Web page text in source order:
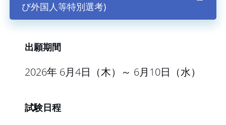
び外国人等特別選考)
出願期間
2026年 6月4日（木）～ 6月10日（水）
試験日程